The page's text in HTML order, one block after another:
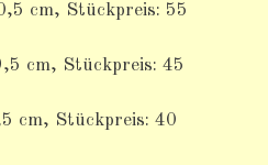
cm, Stückpreis: 55
cm, Stückpreis: 45
cm, Stückpreis: 40